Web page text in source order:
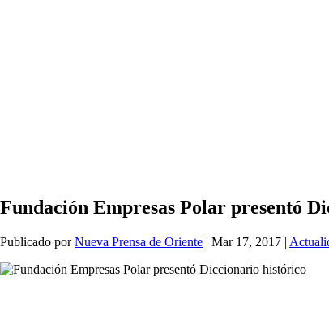
Fundación Empresas Polar presentó
Publicado porNueva Prensa de Oriente | Mar 17, 2017 |